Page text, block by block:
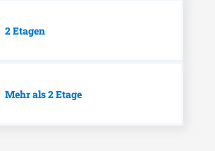
2 Etagen
Mehr als 2 Etage